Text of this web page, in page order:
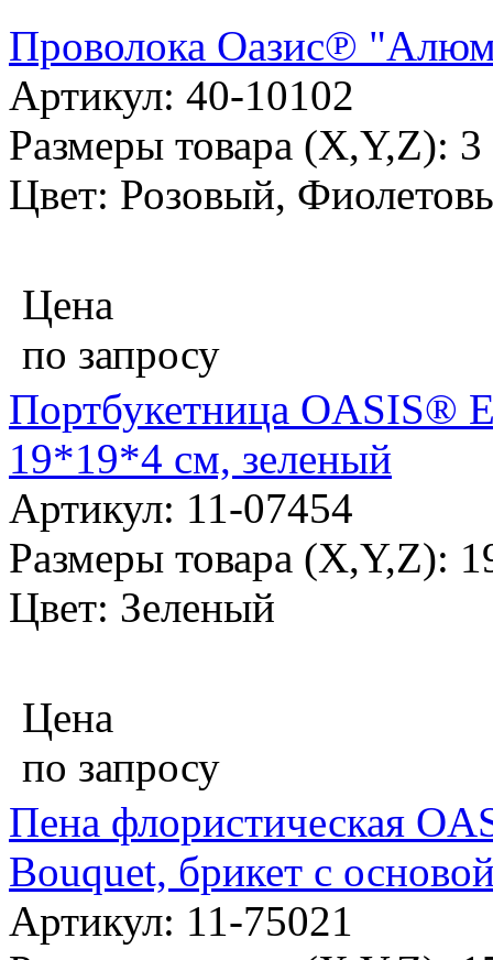
Проволока Оазис℗
Артикул: 40-10102
Размеры товара (X,Y,Z):
Цвет: Розовый,
Цена
по запросу
Портбукетница OASIS®
19*19*4 см, зеленый
Артикул: 11-07454
Размеры товара (X,Y,Z):
Цвет: Зеленый
Цена
по запросу
Пена флористическая
Bouquet, брикет с
Артикул: 11-75021